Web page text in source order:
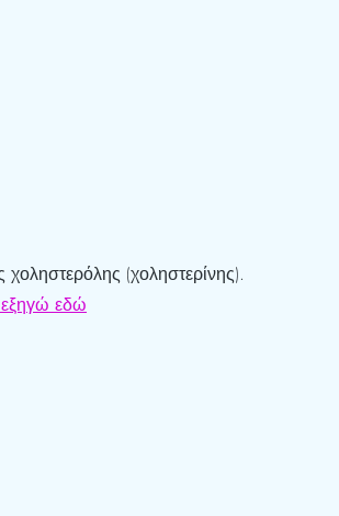
χοληστερόλης (χοληστερίνης).
εξηγώ εδώ